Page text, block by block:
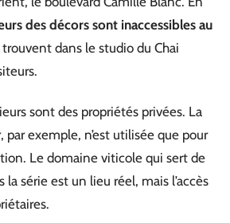
des décors sont inaccessibles au
trouvent dans le studio du Chai
sont des propriétés privées. La
par exemple, n’est utilisée que pour
Le domaine viticole qui sert de
la série est un lieu réel, mais l’accès